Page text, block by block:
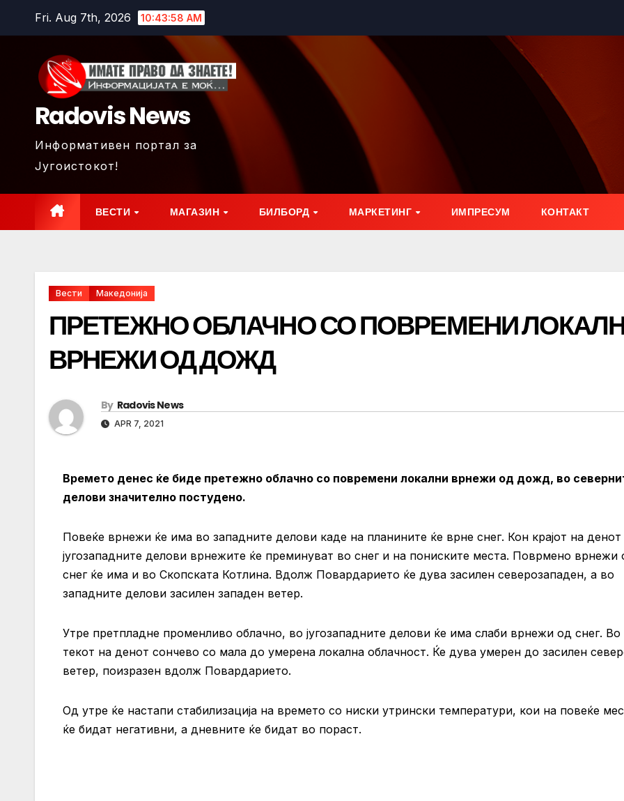
Fri. Aug 7th, 2026 10:44:00 AM
Radovis News
Информативен портал за
Југоистокот!
ВЕСТИ МАГАЗИН БИЛБОРД МАРКЕТИНГ ИМПРЕСУМ КОНТАКТ
Вести Македонија
ПРЕТЕЖНО ОБЛАЧНО СО ПОВРЕМЕНИ
ВРНЕЖИ ОД ДОЖД
By Radovis News
APR 7, 2021
Времето денес ќе биде претежно облачно со повремени локални врнежи од дожд, во
делови значително постудено.
Повеќе врнежи ќе има во западните делови каде на планините ќе врне снег. Кон крајот на
југозападните делови врнежите ќе преминуват во снег и на пониските места. Поврмено врнежи
снег ќе има и во Скопската Котлина. Вдолж Повардарието ќе дува засилен северозападен, а во
западните делови засилен западен ветер.
Утре претпладне променливо облачно, во југозападните делови ќе има слаби врнежи од снег. Во
текот на денот сончево со мала до умерена локална облачност. Ќе дува умерен до засилен
ветер, поизразен вдолж Повардарието.
Од утре ќе настапи стабилизација на времето со ниски утрински температури, кои на повеќе
ќе бидат негативни, а дневните ќе бидат во пораст.